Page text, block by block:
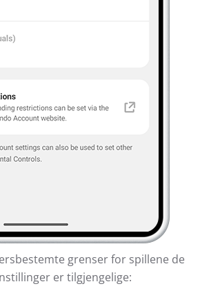
grenser for spillene de
er tilgjengelige: